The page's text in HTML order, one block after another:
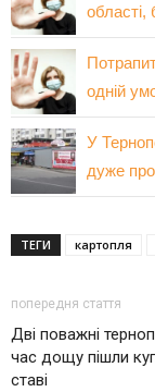
одній
У
дуже
ТЕГИ картопля
попередня стаття
Дві поважні
час дощу пішли
ставі